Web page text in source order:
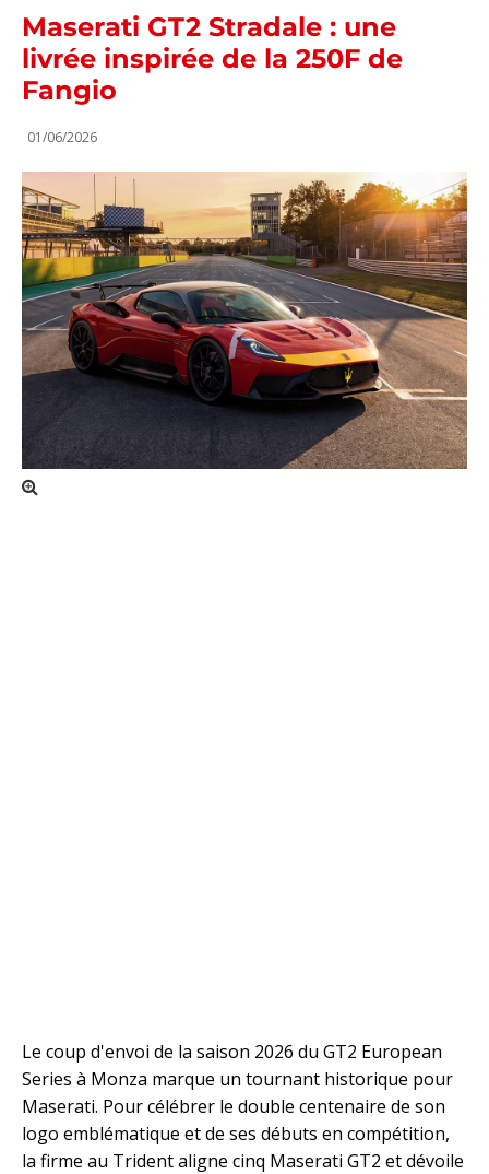
Maserati GT2 Stradale : une
livrée inspirée de la 250F de
Fangio
01/06/2026
Le coup d'envoi de la saison 2026 du GT2 European
Series à Monza marque un tournant historique pour
Maserati. Pour célébrer le double centenaire de son
logo emblématique et de ses débuts en compétition,
la firme au Trident aligne cinq Maserati GT2 et dévoile